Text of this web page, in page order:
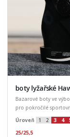
boty lyžařské
Bazarové boty ve
pro pokročilé
Úroveň
1 2 3 4
25/25,5